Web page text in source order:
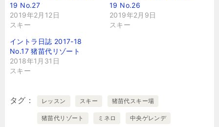
19 No.27
2019年2月12日
スキー
19 No.26
2019年2月9日
スキー
イントラ日誌 2017-18
No.17 猪苗代リゾート
2018年1月31日
スキー
タグ レッスン スキー 猪苗代スキー場
猪苗代リゾート ミネロ 中央ゲレンデ